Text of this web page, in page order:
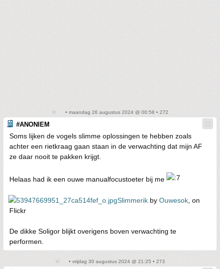
• maandag 26 augustus 2024 @ 00:58 • 272
#ANONIEM
Soms lijken de vogels slimme oplossingen te hebben zoals
achter een rietkraag gaan staan in de verwachting dat mijn AF
ze daar nooit te pakken krijgt.
Helaas had ik een ouwe manualfocustoeter bij me
Slimmerik by Ouwesok , on
Flickr
De dikke Soligor blijkt overigens boven verwachting te
performen.
• vrijdag 30 augustus 2024 @ 21:25 • 273